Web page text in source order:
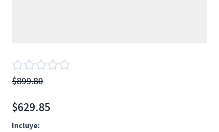
$899.80
$629.85
Incluye: